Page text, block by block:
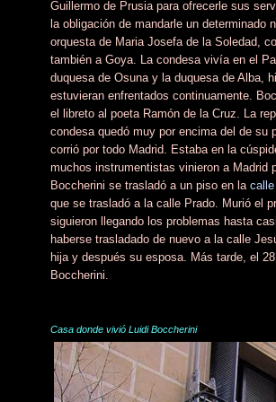
Guillermo de Prusia para ofrecerle sus
la obligación de mandarle un
orquesta de Maria Josefa de la Soledad,
también a Goya. La condesa vivía en el
duquesa de Osuna y la duquesa de Alba,
estuvieran enfrentados continuamente.
el libreto al poeta Ramón de la Cruz. La
condesa quedó muy por encima del de su
corrió por todo Madrid. Estaba en la
muchos instrumentistas vinieron a Madrid
Boccherini se trasladó a un piso en la
que se trasladó a la calle Prado. Murió el
siguieron llegando los problemas hasta
haberse trasladado de nuevo a la calle
hija y después su esposa. Más tarde, el
Boccherini.
Casa donde vivió Luidi Boccherini